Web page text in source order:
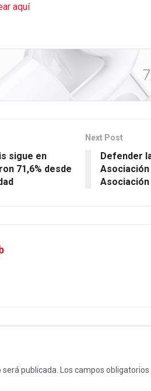
aquí
sigue en
71,6% desde
Next Post
Defender
Asociación
Asociación
publicada. Los campos